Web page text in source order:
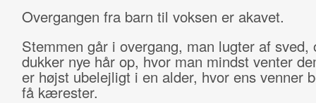
Overgangen fra barn til voksen er akavet.
Stemmen går i overgang, man lugter af sved,
dukker nye hår op, hvor man mindst venter
er højst ubelejligt i en alder, hvor ens venner
få kærester.